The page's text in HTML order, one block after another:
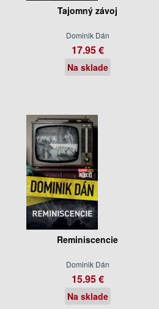
Tajomný závoj
Dominik Dán
17.95 €
Na sklade
Reminiscencie
Dominik Dán
15.95 €
Na sklade